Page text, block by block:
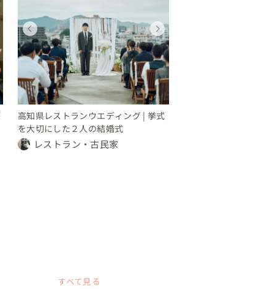
ウェディング
高知県
50 〜 70 万円
ウェディング
東京都
150 〜 200 万円
ウェディング
東京都
要相談
ウェディング
高知県
150 〜 200 万円
高知県レストランウエディング | 挙式
を大切にした２人の結婚式
レストラン・古民家
すべて見る